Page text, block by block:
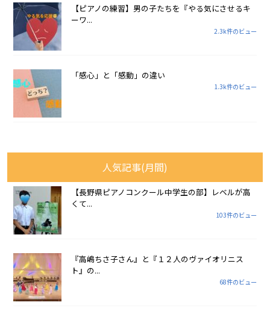
【ピアノの練習】男の子たちを『やる気にさせるキ
ーワ...
2.3k件のビュー
「感心」と「感動」の違い
1.3k件のビュー
人気記事(月間)
【長野県ピアノコンクール中学生の部】レベルが高
くて...
103件のビュー
『高嶋ちさ子さん』と『１２人のヴァイオリニス
ト』の...
68件のビュー